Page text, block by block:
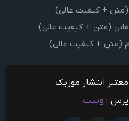
+ کیفیت عالی)
(متن + کیفیت عالی)
(متن + کیفیت عالی)
انتشار موزیک
: وبیت